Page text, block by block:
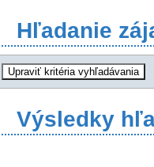
Hľadanie
Výsledky